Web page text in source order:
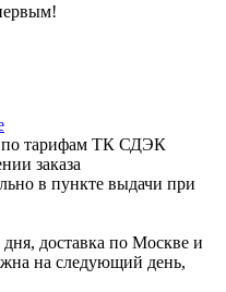
по тарифам ТК СДЭК
заказа
в пункте выдачи при
доставка по Москве и
на следующий день,